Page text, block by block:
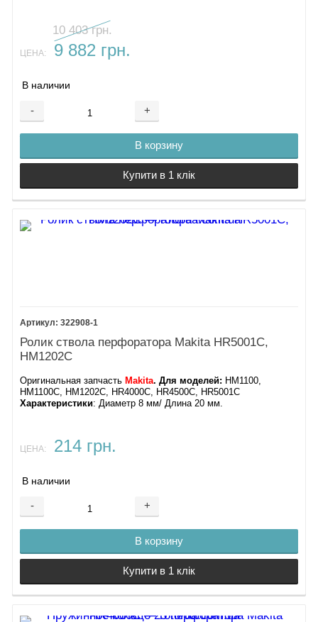
10 403 грн.
ЦЕНА: 9 882 грн.
В наличии
- +
В корзину
Купити в 1 клік
322908-1
Ролик ствола перфоратора Makita HR5001C,
HM1202C
Оригинальная запчасть Makita. Для моделей: HM1100,
HM1100C, HM1202C, HR4000C, HR4500C, HR5001C
Характеристики: Диаметр 8 мм/ Длина 20 мм.
ЦЕНА: 214 грн.
В наличии
- +
В корзину
Купити в 1 клік